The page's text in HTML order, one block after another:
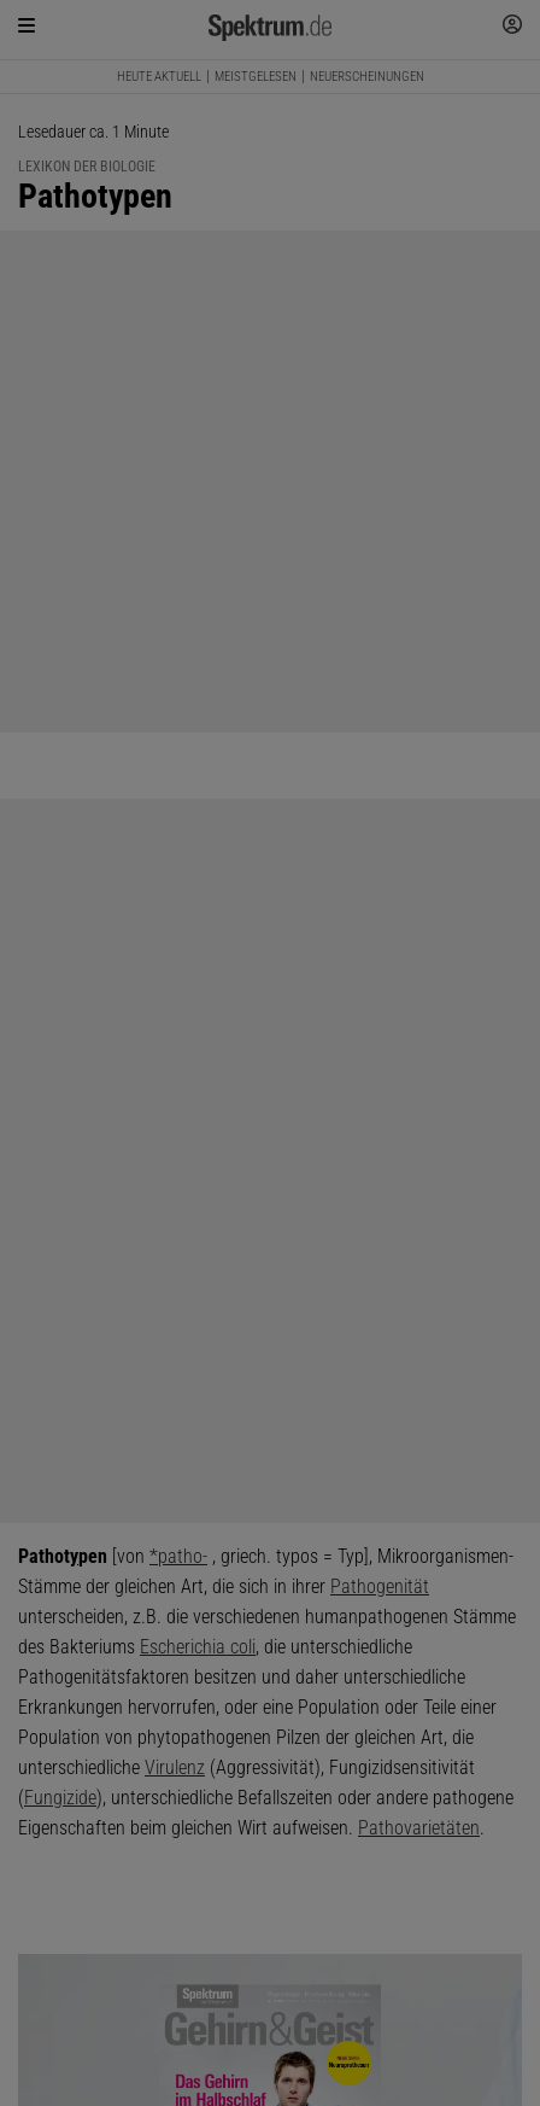
HEUTE AKTUELL MEISTGELESEN NEUERSCHEINUNGEN
Lesedauer ca. 1 Minute
LEXIKON DER BIOLOGIE
:
Pathotypen
Pathotypen [von *patho- , griech. typos = Typ], Mikroorganismen-
Stämme der gleichen Art, die sich in ihrer Pathogenität
unterscheiden, z.B. die verschiedenen humanpathogenen Stämme
des Bakteriums Escherichia coli, die unterschiedliche
Pathogenitätsfaktoren besitzen und daher unterschiedliche
Erkrankungen hervorrufen, oder eine Population oder Teile einer
Population von phytopathogenen Pilzen der gleichen Art, die
unterschiedliche Virulenz (Aggressivität), Fungizidsensitivität
(Fungizide), unterschiedliche Befallszeiten oder andere pathogene
Eigenschaften beim gleichen Wirt aufweisen. Pathovarietäten.